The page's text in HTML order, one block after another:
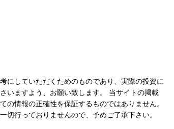
にしていただくためのものであり、実際の投資に
いますよう、お願い致します。 当サイトの掲載
情報の正確性を保証するものではありません。
切行っておりませんので、予めご了承下さい。